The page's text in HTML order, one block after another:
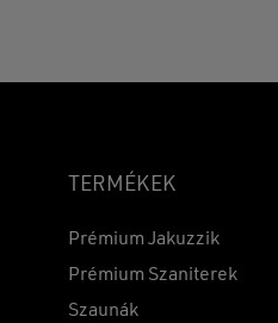
TERMÉKEK
Prémium Jakuzzik
Prémium Szaniterek
Szaunák